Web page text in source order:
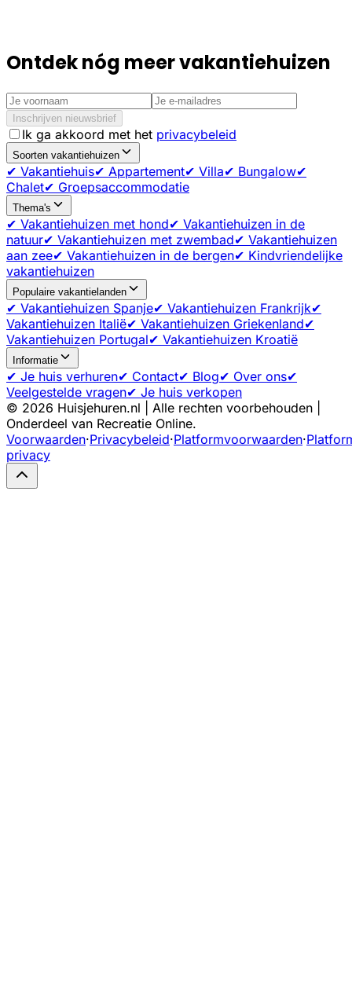
Ontdek nóg meer vakantiehuizen
Inschrijven nieuwsbrief
Ik ga akkoord met het privacybeleid
Soorten vakantiehuizen
✔ Vakantiehuis✔ Appartement✔ Villa✔ Bungalow✔
Chalet✔ Groepsaccommodatie
Thema's
✔ Vakantiehuizen met hond✔ Vakantiehuizen in de
natuur✔ Vakantiehuizen met zwembad✔ Vakantiehuizen
aan zee✔ Vakantiehuizen in de bergen✔ Kindvriendelijke
vakantiehuizen
Populaire vakantielanden
✔ Vakantiehuizen Spanje✔ Vakantiehuizen Frankrijk✔
Vakantiehuizen Italië✔ Vakantiehuizen Griekenland✔
Vakantiehuizen Portugal✔ Vakantiehuizen Kroatië
Informatie
✔ Je huis verhuren✔ Contact✔ Blog✔ Over ons✔
Veelgestelde vragen✔ Je huis verkopen
© 2026 Huisjehuren.nl | Alle rechten voorbehouden |
Onderdeel van Recreatie Online.
Voorwaarden·Privacybeleid·Platformvoorwaarden·
privacy